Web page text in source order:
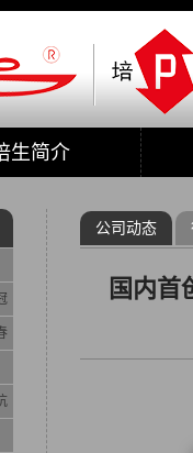
生简介
公司动态
国内首